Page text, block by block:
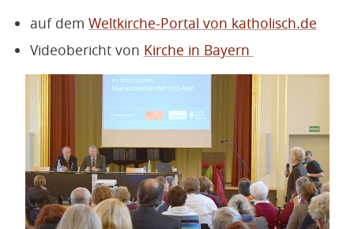
Service
Impressum und Datenschutzerklärung
auf dem Weltkirche-Portal von katholisch.de
Videobericht von Kirche in Bayern